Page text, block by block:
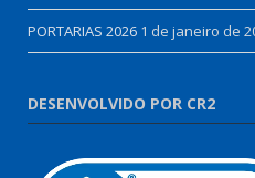
PORTARIAS 2026 1 de janeiro de
DESENVOLVIDO POR CR2